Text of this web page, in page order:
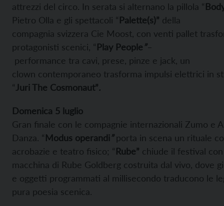
attrezzi del circo. In serata si alternano la pillola “
Pietro Olla e gli spettacoli “Palette(s)” della
compagnia svizzera Cie Moost, con venti pallet
protagonisti scenici, “Play People ”–
performance tra cavi, prese, pinze e jack, un
clown contemporaneo trasforma impulsi elettrici in
“Juri The Cosmonaut”.
Domenica 5 luglio
Gran finale con le compagnie internazionali Zumo e
Danza. “Modus operandi” porta in scena un rituale
acrobazie e teatro fisico; “Rube” chiude il festival
macchina di Rube Goldberg costruita dal vivo, dove
e oggetti programmati al millisecondo traducono le
pura poesia scenica.